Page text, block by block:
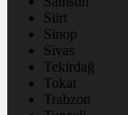
Siirt
Sinop
Sivas
Tekirdağ
Tokat
Trabzon